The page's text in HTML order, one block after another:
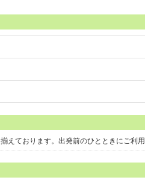
えております。出発前のひとときにご利